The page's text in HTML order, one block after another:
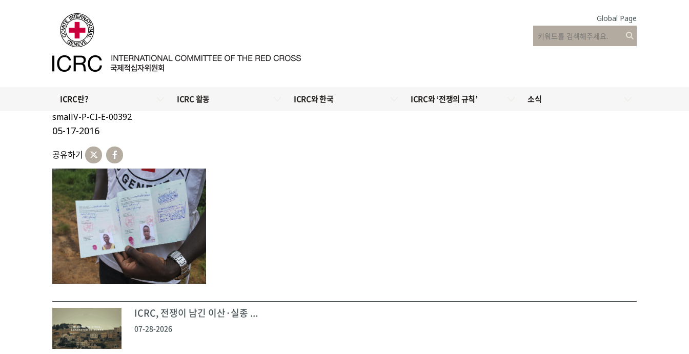
Global Page
ICRC란? ICRC 활동 ICRC와 한국 ICRC와 ‘전쟁의 규칙’
소식
smallV-P-CI-E-00392
05-17-2016
공유하기
ICRC, 전쟁이 남긴 이산·실종 ...
07-28-2026